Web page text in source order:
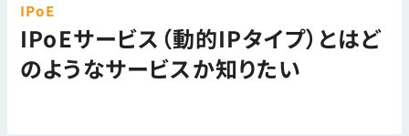
IPoE
IPoEサービス（動的IPタイプ）とはど
のようなサービスか知りたい